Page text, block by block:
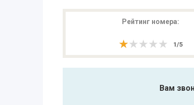
Рейтинг номера:
★★★★★
★★★★★ 1/5
Вам